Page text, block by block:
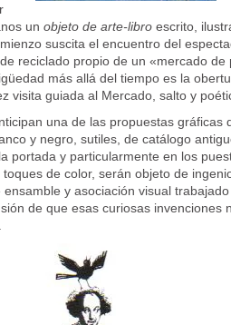
un objeto de arte-libroescrito,
suscita el encuentro del
reciclado propio de un «mercado de
más allá del tiempo es la
visita guiada al Mercado, salto y
una de las propuestas gráficas
y negro, sutiles, de catálogo
portada y particularmente en los
de color, serán objeto de
y asociación visual
de que esas curiosas invenciones